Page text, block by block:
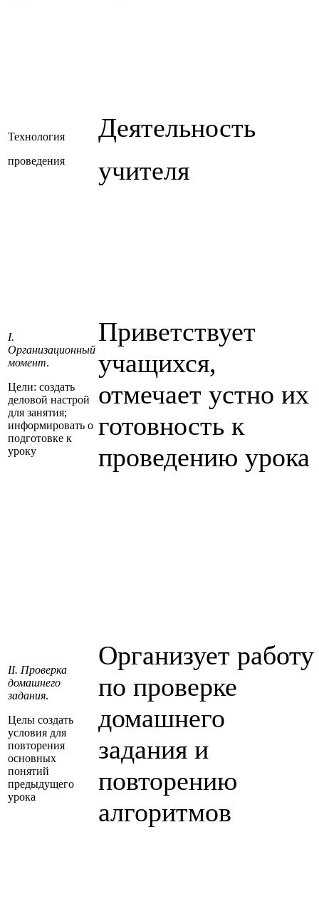
Технология
проведения
Деятельность
учителя
I.
Организационный
момент.
Цели: создать
деловой настрой
для занятия;
информировать о
подготовке к
уроку
Приветствует
учащихся,
отмечает устно их
готовность к
проведению урока
II. Проверка
домашнего
задания.
Целы создать
условия для
повторения
основных
понятий
предыдущего
урока
Организует работу
по проверке
домашнего
задания и
повторению
алгоритмов